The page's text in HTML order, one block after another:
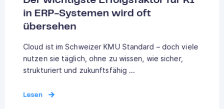
in ERP-Systemen wird oft
übersehen
Cloud ist im Schweizer KMU Standard – doch viele
nutzen sie täglich, ohne zu wissen, wie sicher,
strukturiert und zukunftsfähig ...
Lesen